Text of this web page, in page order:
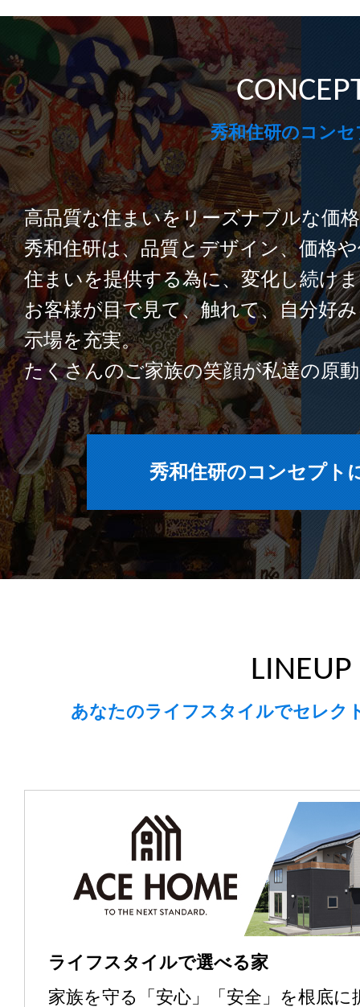
お知らせ～ハウスドクタ
イベント情報
2026.06.19
ゆりほん こども体験ワ
イベント情報
2026.06.15
初夏のリフォームキャン
イベント情報
2026.06.12
ゆりほん 【平屋】完成
イベント情報
2026.06.11
リフォームショップハウ
食パワーズ合同イベント
イベント情報
2026.06.07
譲渡会＆ペットグッズ
ト
～十和田展示場～
イベント情報
2026.06.02
完成見学会のお知らせ
2026.05.29
リフォームショップハウ
号アップしました
2026.04.24
ペットリフォーム＆譲
十和田展示場
秀和住研のコンセ
高品質な住まいをリーズナブルな価
秀和住研は、品質とデザイン、価格
住まいを提供する為に、変化し続け
お客様が目で見て、触れて、自分好
示場を充実。
たくさんのご家族の笑顔が私達の原
秀和住研のコンセプト
LINEUP
あなたのライフスタイルでセレク
ライフスタイルで選べる家
家族を守る「安心」「安全」を根底